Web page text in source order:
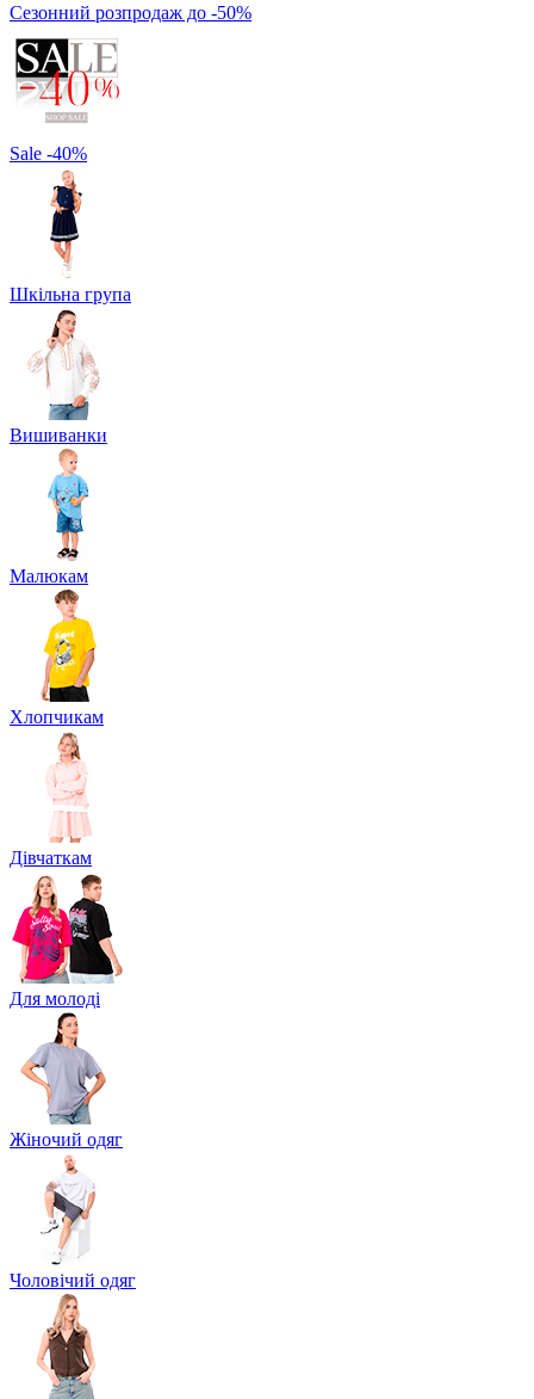
Сезонний розпродаж до -50%
Sale -40%
Шкільна група
Вишиванки
Малюкам
Хлопчикам
Дівчаткам
Для молоді
Жіночий одяг
Чоловічий одяг